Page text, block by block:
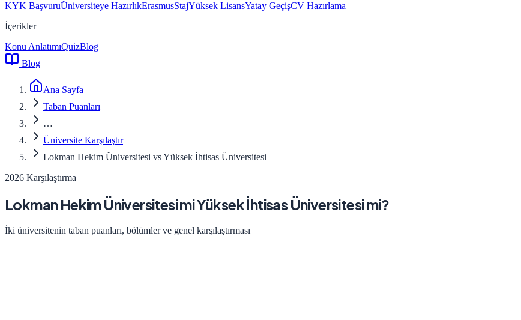
KYK BaşvuruÜniversiteye HazırlıkErasmusStajYüksek LisansYatay GeçişCV Hazırlama
İçerikler
Konu AnlatımıQuizBlog
Blog
Ana Sayfa
Taban Puanları
…
Üniversite Karşılaştır
Lokman Hekim Üniversitesi vs Yüksek İhtisas Üniversitesi
2026 Karşılaştırma
Lokman Hekim ÜniversitesimiYüksek İhtisas Üniversitesimi?
İki üniversitenin taban puanları, bölümler ve genel karşılaştırması